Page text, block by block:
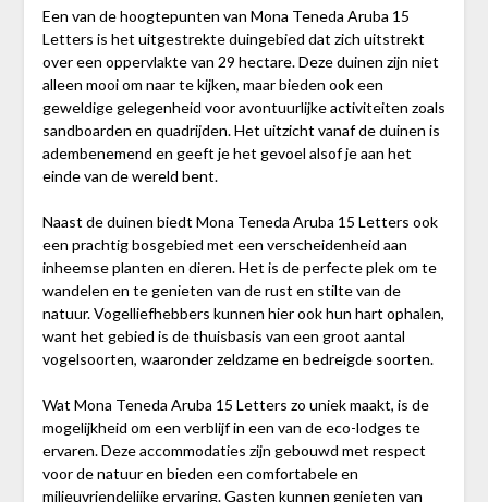
Een van de hoogtepunten van Mona Teneda Aruba 15
Letters is het uitgestrekte duingebied dat zich uitstrekt
over een oppervlakte van 29 hectare. Deze duinen zijn niet
alleen mooi om naar te kijken, maar bieden ook een
geweldige gelegenheid voor avontuurlijke activiteiten zoals
sandboarden en quadrijden. Het uitzicht vanaf de duinen is
adembenemend en geeft je het gevoel alsof je aan het
einde van de wereld bent.
Naast de duinen biedt Mona Teneda Aruba 15 Letters ook
een prachtig bosgebied met een verscheidenheid aan
inheemse planten en dieren. Het is de perfecte plek om te
wandelen en te genieten van de rust en stilte van de
natuur. Vogelliefhebbers kunnen hier ook hun hart ophalen,
want het gebied is de thuisbasis van een groot aantal
vogelsoorten, waaronder zeldzame en bedreigde soorten.
Wat Mona Teneda Aruba 15 Letters zo uniek maakt, is de
mogelijkheid om een verblijf in een van de eco-lodges te
ervaren. Deze accommodaties zijn gebouwd met respect
voor de natuur en bieden een comfortabele en
milieuvriendelijke ervaring. Gasten kunnen genieten van